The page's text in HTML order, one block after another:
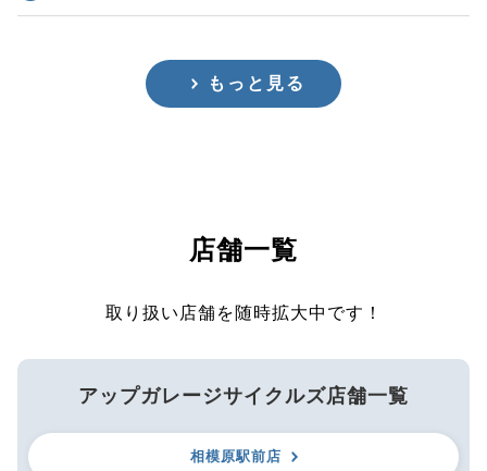
もっと見る
店舗一覧
取り扱い店舗を随時拡大中です！
アップガレージサイクルズ店舗一覧
相模原駅前店